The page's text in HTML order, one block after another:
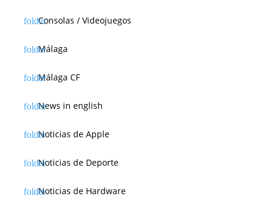
Consolas / Videojuegos
Málaga
Málaga CF
News in english
Noticias de Apple
Noticias de Deporte
Noticias de Hardware